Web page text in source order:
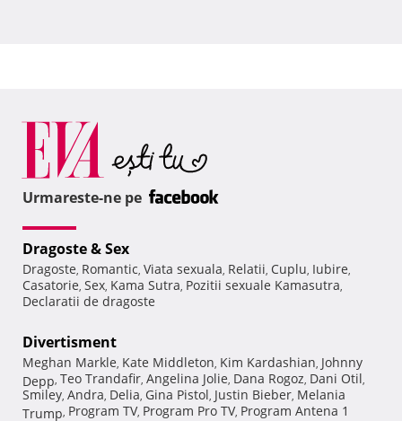
Urmareste-ne pe
Dragoste & Sex
Dragoste, Romantic, Viata sexuala, Relatii, Cuplu, Iubire,
Casatorie, Sex, Kama Sutra, Pozitii sexuale Kamasutra,
Declaratii de dragoste
Divertisment
Meghan Markle, Kate Middleton, Kim Kardashian, Johnny
Depp, Teo Trandafir, Angelina Jolie, Dana Rogoz, Dani Otil,
Smiley, Andra, Delia, Gina Pistol, Justin Bieber, Melania
Trump, Program TV, Program Pro TV, Program Antena 1